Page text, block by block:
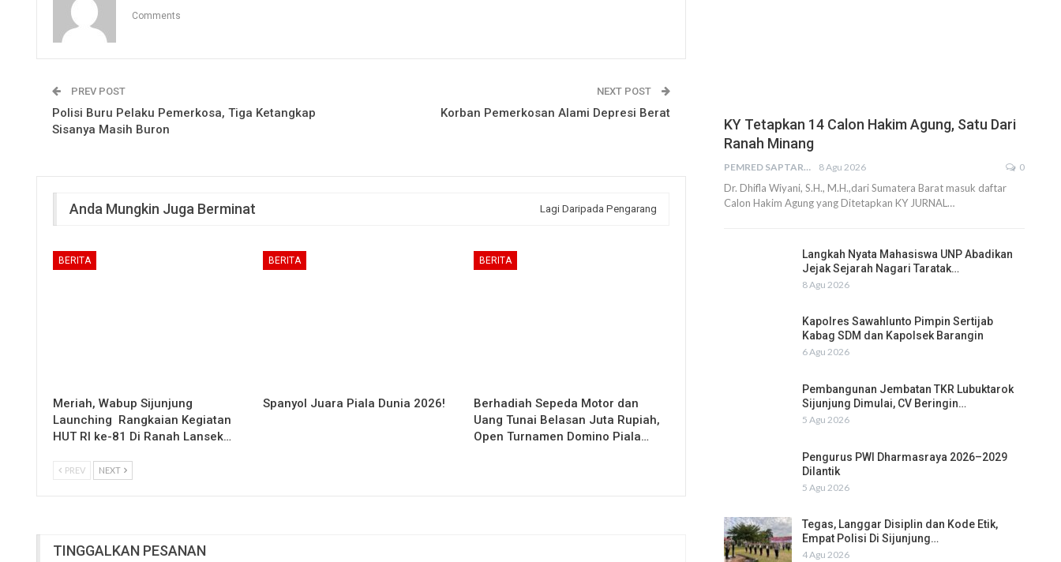
Comments
PREV POST
Polisi Buru Pelaku Pemerkosa, Tiga Ketangkap
Sisanya Masih Buron
NEXT POST
Korban Pemerkosan Alami Depresi Berat
Anda Mungkin Juga Berminat Lagi Daripada Pengarang
BERITA
Meriah, Wabup Sijunjung
Launching Rangkaian Kegiatan
HUT RI ke-81 Di Ranah Lansek…
BERITA
Spanyol Juara Piala Dunia 2026!
BERITA
Berhadiah Sepeda Motor dan
Uang Tunai Belasan Juta Rupiah,
Open Turnamen Domino Piala…
PREV NEXT
TINGGALKAN PESANAN
KY Tetapkan 14 Calon Hakim Agung, Satu Dari
Ranah Minang
PEMRED SAPTARIUS 8 Agu 2026 0
Dr. Dhifla Wiyani, S.H., M.H.,dari Sumatera Barat masuk daftar
Calon Hakim Agung yang Ditetapkan KY JURNAL…
Langkah Nyata Mahasiswa UNP Abadikan
Jejak Sejarah Nagari Taratak…
8 Agu 2026
Kapolres Sawahlunto Pimpin Sertijab
Kabag SDM dan Kapolsek Barangin
6 Agu 2026
Pembangunan Jembatan TKR Lubuktarok
Sijunjung Dimulai, CV Beringin…
5 Agu 2026
Pengurus PWI Dharmasraya 2026–2029
Dilantik
5 Agu 2026
Tegas, Langgar Disiplin dan Kode Etik,
Empat Polisi Di Sijunjung…
4 Agu 2026